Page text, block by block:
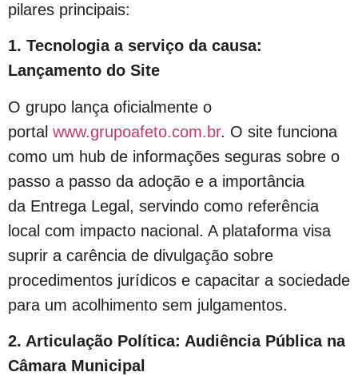
pilares principais:
1. Tecnologia a serviço da causa:
Lançamento do Site
O grupo lança oficialmente o
portal www.grupoafeto.com.br. O site funciona
como um hub de informações seguras sobre o
passo a passo da adoção e a importância
da Entrega Legal , servindo como referência
local com impacto nacional. A plataforma visa
suprir a carência de divulgação sobre
procedimentos jurídicos e capacitar a sociedade
para um acolhimento sem julgamentos.
2. Articulação Política: Audiência Pública na
Câmara Municipal